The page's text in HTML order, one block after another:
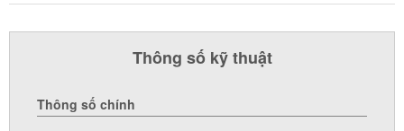
Thông số kỹ thuật
Thông số chính